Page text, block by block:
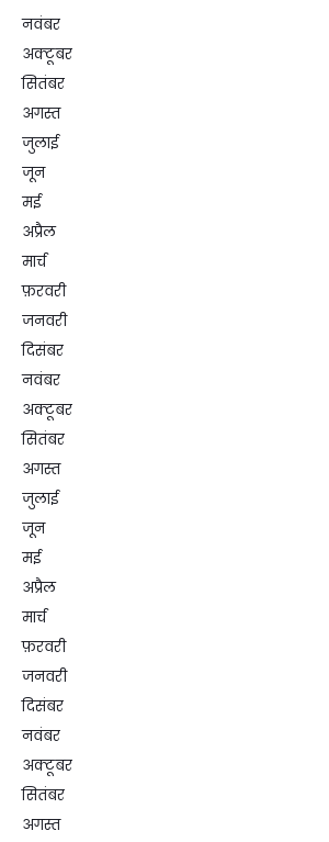
नवंबर
अक्टूबर
सितंबर
अगस्त
जुलाई
जून
मई
अप्रैल
मार्च
फ़रवरी
जनवरी
दिसंबर
नवंबर
अक्टूबर
सितंबर
अगस्त
जुलाई
जून
मई
अप्रैल
मार्च
फ़रवरी
जनवरी
दिसंबर
नवंबर
अक्टूबर
सितंबर
अगस्त